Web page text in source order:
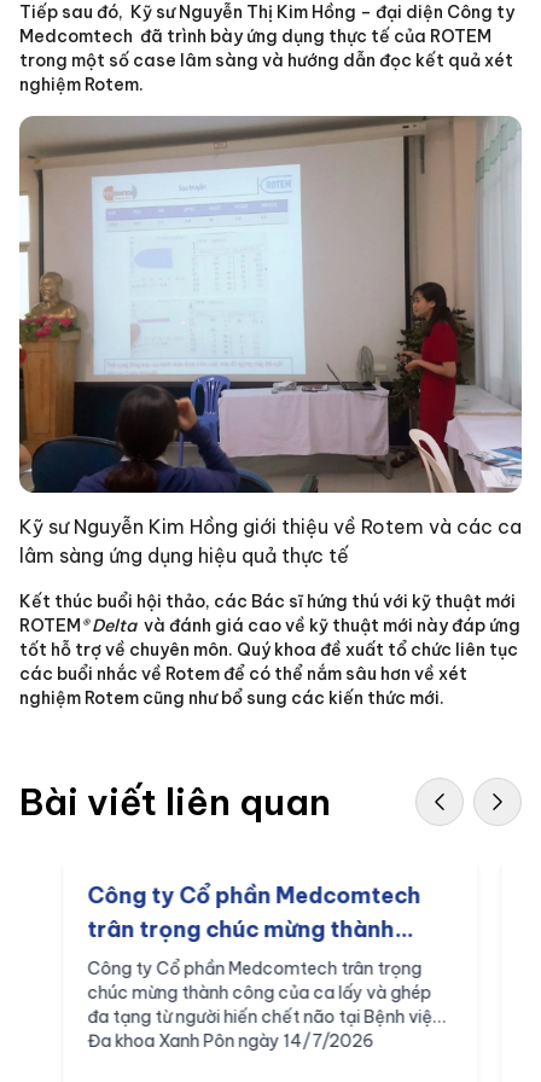
Tiếp sau đó, Kỹ sư Nguyễn Thị Kim Hồng – đại diện Công ty
Medcomtech đã trình bày ứng dụng thực tế của ROTEM
trong một số case lâm sàng và hướng dẫn đọc kết quả xét
nghiệm Rotem.
Kỹ sư Nguyễn Kim Hồng giới thiệu về Rotem và các ca
lâm sàng ứng dụng hiệu quả thực tế
Kết thúc buổi hội thảo, các Bác sĩ hứng thú với kỹ thuật mới
ROTEM® Delta và đánh giá cao về kỹ thuật mới này đáp ứng
tốt hỗ trợ về chuyên môn. Quý khoa đề xuất tổ chức liên tục
các buổi nhắc về Rotem để có thể nắm sâu hơn về xét
nghiệm Rotem cũng như bổ sung các kiến thức mới.
Bài viết liên quan
Công ty Cổ phần Medcomtech
trân trọng chúc mừng thành
công của ca lấy và ghép đa tạng
từ người hiến chết não tại Bệnh
viện Đa khoa Xanh Pôn ngày
Công ty Cổ phần Medcomtech trân trọng
chúc mừng thành công của ca lấy và ghép
đa tạng từ người hiến chết não tại Bệnh viện
Đa khoa Xanh Pôn ngày 14/7/2026